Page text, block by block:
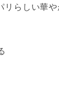
らしい華